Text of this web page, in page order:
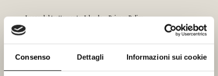
Consenso Dettagli Informazioni sui cookie
Luogo del trattamento: Irlanda –Privacy Policy.
Servizi di piattaforma e hosting
Questi servizi hanno lo scopo di ospitare e far funzionare componenti
chiave di questa Applicazione, rendendo possibile l’erogazione di questa